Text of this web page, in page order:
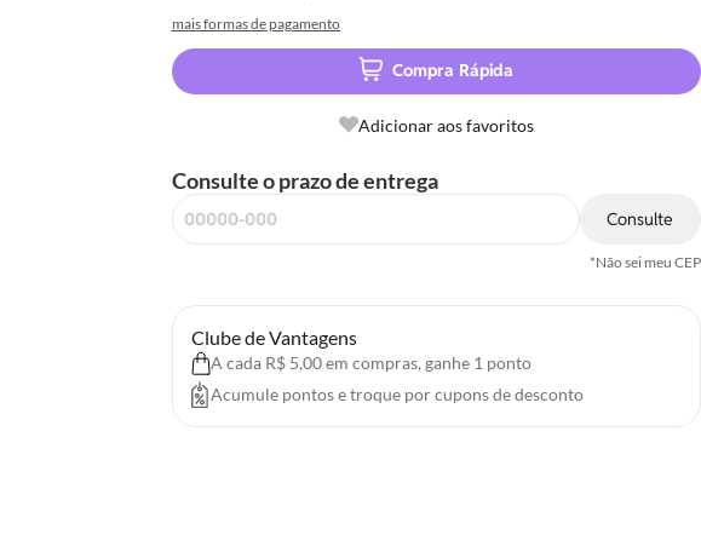
mais formas de pagamento
Compra Rápida
Adicionar aos favoritos
Consulte o prazo de entrega
Consulte
*Não sei meu CEP
Clube de Vantagens
A cada R$ 5,00 em compras, ganhe 1 ponto
Acumule pontos e troque por cupons de desconto